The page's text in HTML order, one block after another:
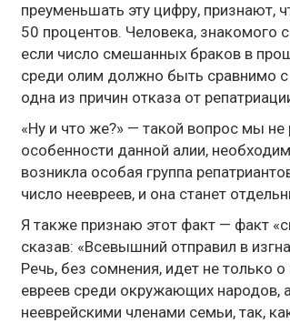
преуменьшать эту цифру, признают,
50 процентов. Человека,
если число смешанных браков в
среди олим должно быть сравнимо
одна из причин отказа от
«Ну и что же?» — такой вопрос мы
особенности данной алии,
возникла особая группа
число неевреев, и она станет
Я также признаю этот факт — факт
сказав: «Всевышний отправил в
Речь, без сомнения, идет не только
евреев среди окружающих народов,
нееврейскими членами семьи, так,